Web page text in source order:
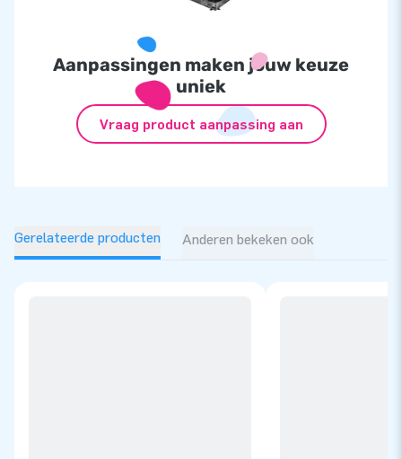
Aanpassingen maken jouw keuze
uniek
Vraag product aanpassing aan
Gerelateerde producten Anderen bekeken ook